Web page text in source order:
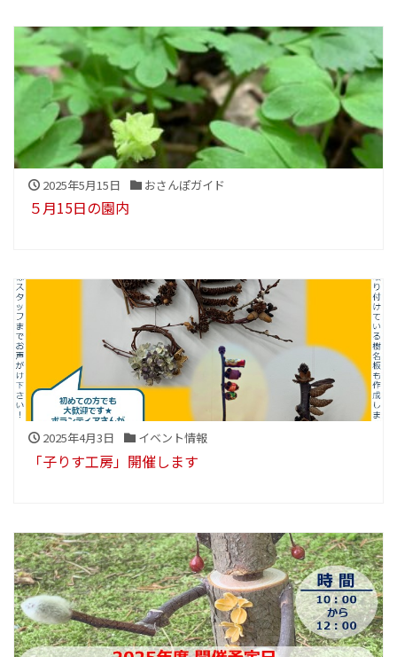
2025年5月15日 おさんぽガイド
５月15日の園内
2025年4月3日 イベント情報
「子りす工房」開催します